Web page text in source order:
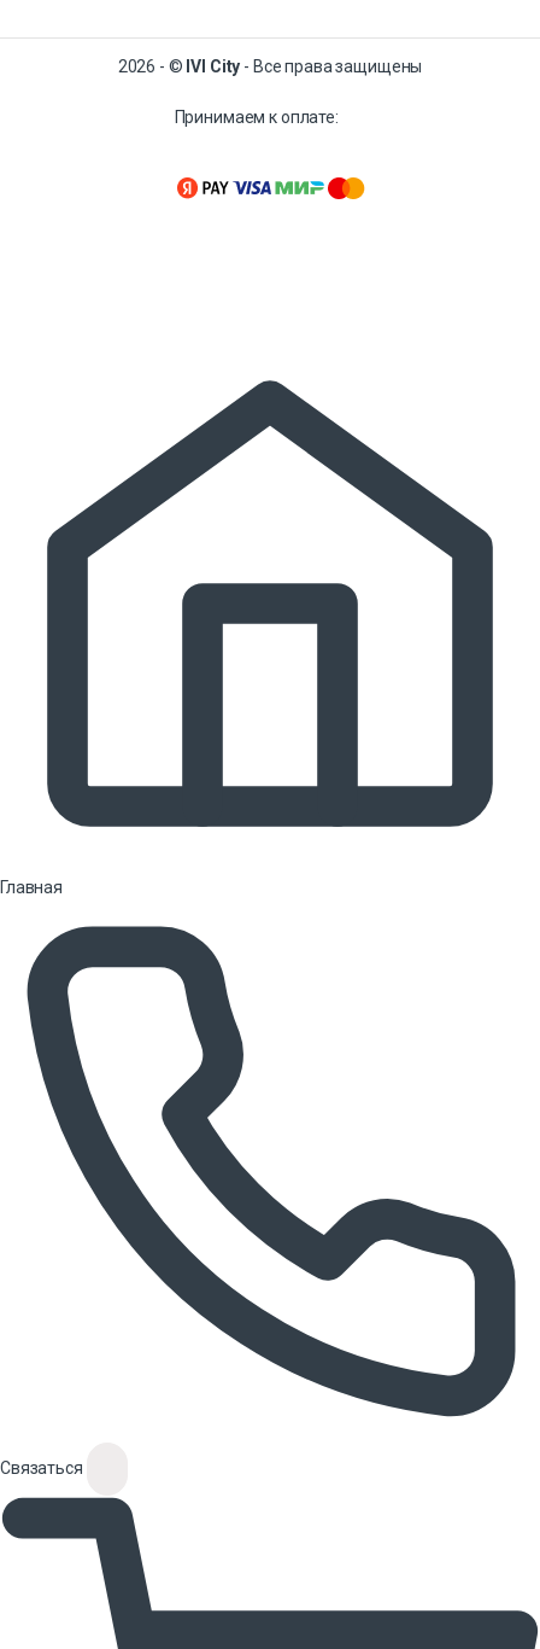
2026 - © IVI City - Все права защищены
Принимаем к оплате:
Главная
Связаться